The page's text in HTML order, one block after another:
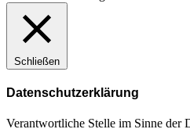
Schließen
Datenschutzerklärung
Verantwortliche Stelle im Sinne der